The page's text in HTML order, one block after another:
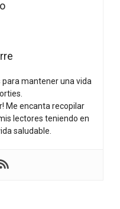
para mantener una vida
Me encanta recopilar
lectores teniendo en
saludable.